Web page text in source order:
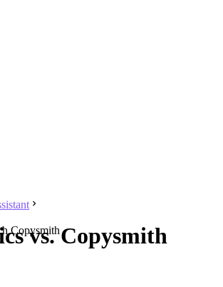
Copysmith
vs. Copysmith